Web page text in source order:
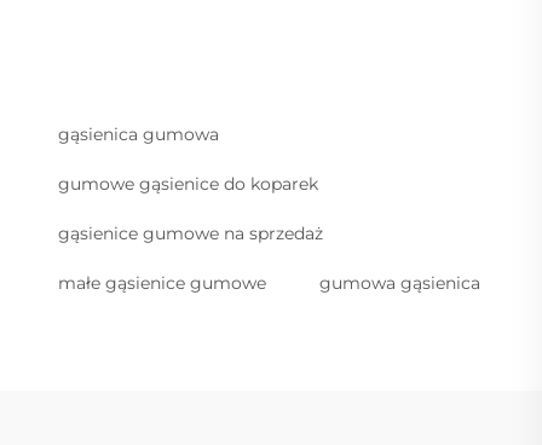
gąsienica gumowa
gumowe gąsienice do koparek
gąsienice gumowe na sprzedaż
małe gąsienice gumowe gumowa gąsienica